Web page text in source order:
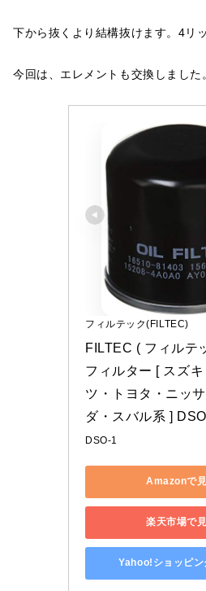
下から抜くより結構抜けます。4リ
今回は、エレメントも交換しました
フィルテック(FILTEC)
FILTEC ( フィルテ
フィルター [ スズ
ツ・トヨタ・ニッ
ダ・スバル系 ]
DSO-1
Amazonで
楽天市場で
Yahoo!ショッピン